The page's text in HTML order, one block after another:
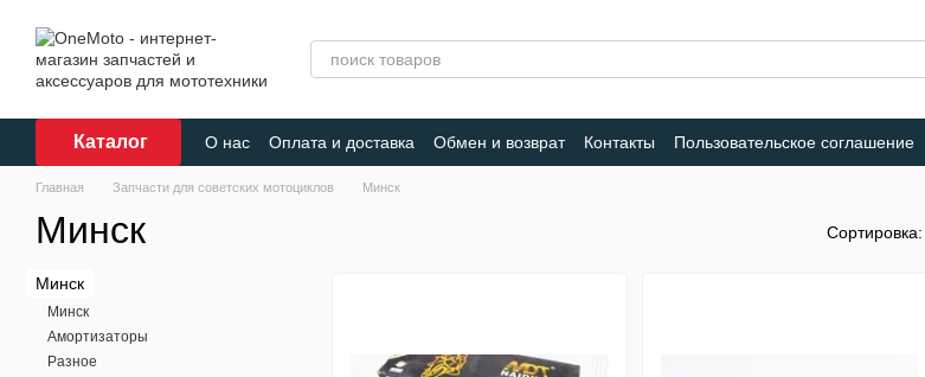
Каталог О нас Оплата и доставка Обмен и возврат Контакты Пользовательское соглашение
Главная Запчасти для советских мотоциклов Минск
Минск Сортировка:
Минск
Минск
Амортизаторы
Разное